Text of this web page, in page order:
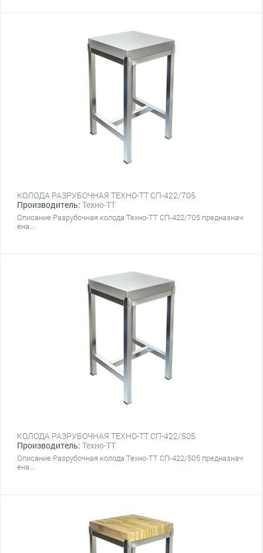
КОЛОДА РАЗРУБОЧНАЯ ТЕХНО-ТТ СП-422/705
Производитель: Техно-ТТ
Описание Разрубочная колода Техно-ТТ СП-422/705 предназнач
ена...
КОЛОДА РАЗРУБОЧНАЯ ТЕХНО-ТТ СП-422/505
Производитель: Техно-ТТ
Описание Разрубочная колода Техно-ТТ СП-422/505 предназнач
ена...